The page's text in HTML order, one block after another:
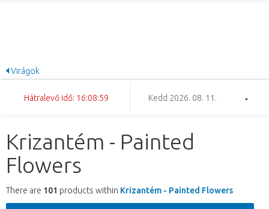
Virágok
Hátralevő idő: 16:08:58 Kedd 2026. 08. 11.
Krizantém - Painted
Flowers
There are 101 products within Krizantém - Painted Flowers